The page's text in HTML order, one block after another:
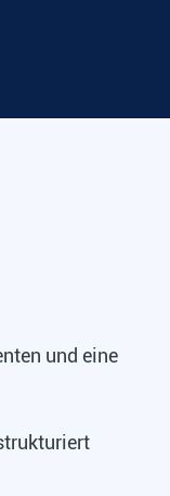
und eine